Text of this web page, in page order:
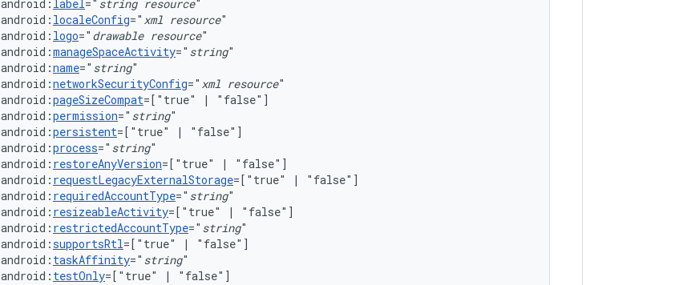
android: label=" string resource
android: localeConfig=" xml resource
android: logo=" drawable resource
android:manageSpaceActivity=" string
android:name=" string
android:networkSecurityConfig=" xml resource
android:pageSizeCompat=["true" |
android:permission=" string
android:persistent=["true" |
android:process=" string
android: restoreAnyVersion=["true" |
android: requestLegacyExternalStorage=["true" |
android: requiredAccountType=" string
android: resizeableActivity=["true" |
android: restrictedAccountType=" string
android:supportsRtl=["true" |
android: taskAffinity=" string
android: testOnly=["true" |